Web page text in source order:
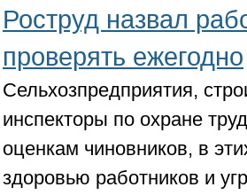
Роструд назвал
проверять ежегодно
Сельхозпредприятия,
инспекторы по охране
оценкам чиновников, в
здоровью работников и